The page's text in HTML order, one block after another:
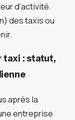
d’activité.
des taxis ou
taxi : statut,
après la
entreprise